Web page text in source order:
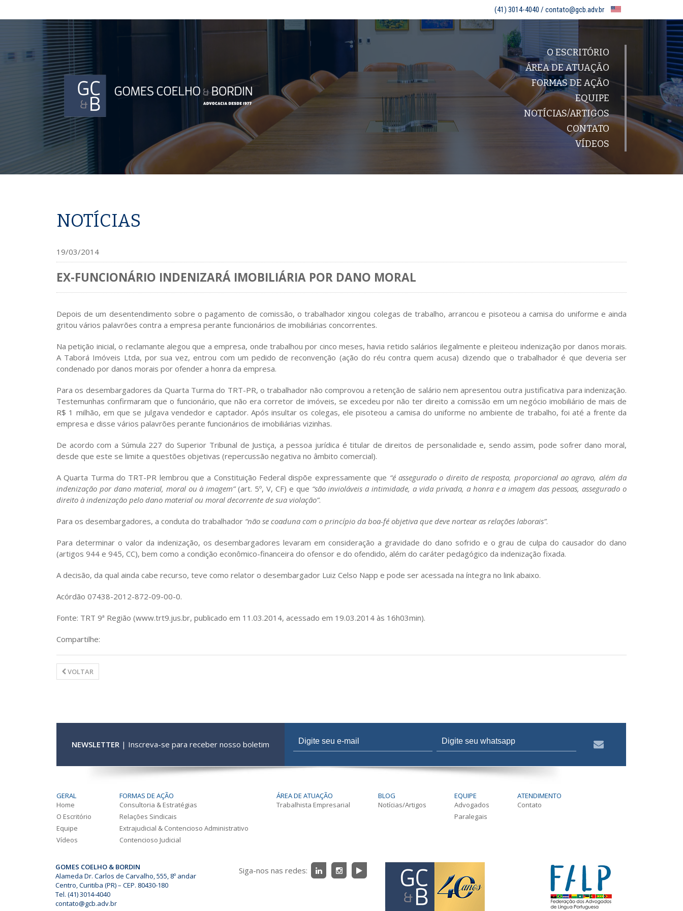
(41) 3014-4040 / contato@gcb.adv.br
O ESCRITÓRIO
ÁREA DE ATUAÇÃO
FORMAS DE AÇÃO
EQUIPE
NOTÍCIAS/ARTIGOS
CONTATO
VÍDEOS
NOTÍCIAS
19/03/2014
EX-FUNCIONÁRIO INDENIZARÁ IMOBILIÁRIA POR DANO MORAL
Depois de um desentendimento sobre o pagamento de comissão, o trabalhador xingou colegas de trabalho, arrancou e pisoteou a camisa do uniforme e ainda
gritou vários palavrões contra a empresa perante funcionários de imobiliárias concorrentes.
Na petição inicial, o reclamante alegou que a empresa, onde trabalhou por cinco meses, havia retido salários ilegalmente e pleiteou indenização por danos morais.
A Taborá Imóveis Ltda, por sua vez, entrou com um pedido de reconvenção (ação do réu contra quem acusa) dizendo que o trabalhador é que deveria ser
condenado por danos morais por ofender a honra da empresa.
Para os desembargadores da Quarta Turma do TRT-PR, o trabalhador não comprovou a retenção de salário nem apresentou outra justificativa para indenização.
Testemunhas confirmaram que o funcionário, que não era corretor de imóveis, se excedeu por não ter direito a comissão em um negócio imobiliário de mais de
R$ 1 milhão, em que se julgava vendedor e captador. Após insultar os colegas, ele pisoteou a camisa do uniforme no ambiente de trabalho, foi até a frente da
empresa e disse vários palavrões perante funcionários de imobiliárias vizinhas.
De acordo com a Súmula 227 do Superior Tribunal de Justiça, a pessoa jurídica é titular de direitos de personalidade e, sendo assim, pode sofrer dano moral,
desde que este se limite a questões objetivas (repercussão negativa no âmbito comercial).
A Quarta Turma do TRT-PR lembrou que a Constituição Federal dispõe expressamente que “é assegurado o direito de resposta, proporcional ao agravo, além da
indenização por dano material, moral ou à imagem”(art. 5º, V, CF) e que “são invioláveis a intimidade, a vida privada, a honra e a imagem das pessoas, assegurado o
direito à indenização pelo dano material ou moral decorrente de sua violação”.
Para os desembargadores, a conduta do trabalhador “não se coaduna com o princípio da boa-fé objetiva que deve nortear as relações laborais”.
Para determinar o valor da indenização, os desembargadores levaram em consideração a gravidade do dano sofrido e o grau de culpa do causador do dano
(artigos 944 e 945, CC), bem como a condição econômico-financeira do ofensor e do ofendido, além do caráter pedagógico da indenização fixada.
A decisão, da qual ainda cabe recurso, teve como relator o desembargador Luiz Celso Napp e pode ser acessada na íntegra no link abaixo.
Acórdão 07438-2012-872-09-00-0.
Fonte: TRT 9ª Região (www.trt9.jus.br, publicado em 11.03.2014, acessado em 19.03.2014 às 16h03min).
Compartilhe:
VOLTAR
NEWSLETTER | Inscreva-se para receber nosso boletim
GERAL
Home
O Escritório
Equipe
Vídeos
FORMAS DE AÇÃO
Consultoria & Estratégias
Relações Sindicais
Extrajudicial & Contencioso Administrativo
Contencioso Judicial
ÁREA DE ATUAÇÃO
Trabalhista Empresarial
BLOG
Notícias/Artigos
EQUIPE
Advogados
Paralegais
ATENDIMENTO
Contato
GOMES COELHO & BORDIN
Alameda Dr. Carlos de Carvalho, 555, 8º andar
Centro, Curitiba (PR) – CEP. 80430-180
Tel. (41) 3014-4040
contato@gcb.adv.br
Siga-nos nas redes: